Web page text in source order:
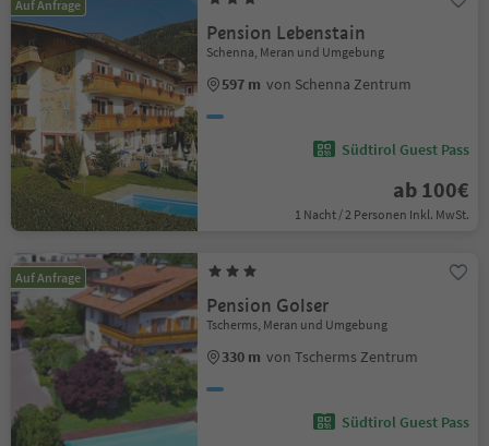
Auf Anfrage
Pension Lebenstain
Schenna, Meran und Umgebung
597 m von Schenna Zentrum
Südtirol Guest Pass
ab 100€
1 Nacht / 2 Personen Inkl. MwSt.
Auf Anfrage
Pension Golser
Tscherms, Meran und Umgebung
330 m von Tscherms Zentrum
Südtirol Guest Pass